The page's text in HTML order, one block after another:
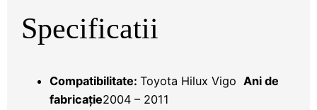
Specificatii
Compatibilitate: Toyota Hilux Vigo Ani de
fabricație2004 – 2011